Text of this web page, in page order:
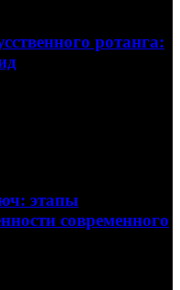
ротанга:
этапы
современного